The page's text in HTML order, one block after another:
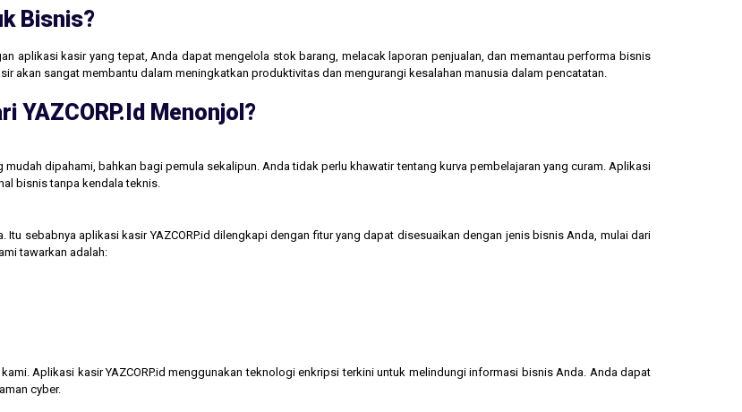
Bisnis?
aplikasi kasir yang tepat, Anda dapat mengelola stok barang, melacak laporan penjualan, dan memantau performa bisnis
akan sangat membantu dalam meningkatkan produktivitas dan mengurangi kesalahan manusia dalam pencatatan.
YAZCORP.id Menonjol?
mudah dipahami, bahkan bagi pemula sekalipun. Anda tidak perlu khawatir tentang kurva pembelajaran yang curam. Aplikasi
bisnis tanpa kendala teknis.
sebabnya aplikasi kasir YAZCORP.id dilengkapi dengan fitur yang dapat disesuaikan dengan jenis bisnis Anda, mulai dari
tawarkan adalah:
Aplikasi kasir YAZCORP.id menggunakan teknologi enkripsi terkini untuk melindungi informasi bisnis Anda. Anda dapat
cyber.